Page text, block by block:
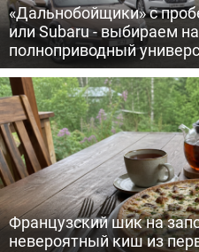
«Дальнобойщики» с
или Subaru - выбираем
полноприводный
Французский шик на
невероятный киш из